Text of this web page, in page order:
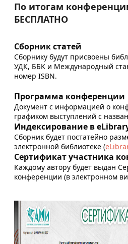
По итогам
БЕСПЛАТНО
Сборник статей
Сборнику будут присвоены
УДК, ББK и Международный
номер ISBN.
Программа конференции
Документ с информацией о
графиком выступлений с
Индексирование в
Сборник будет постатейно
электронной библиотеке (
Сертификат участника
Каждому автору будет выдан
конференции (в электронном